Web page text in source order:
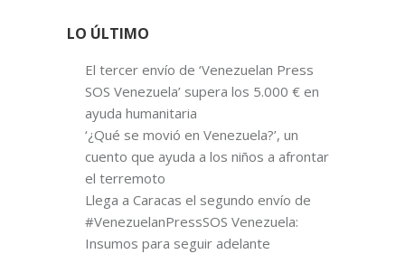
LO ÚLTIMO
El tercer envío de ‘Venezuelan Press
SOS Venezuela’ supera los 5.000 € en
ayuda humanitaria
‘¿Qué se movió en Venezuela?’, un
cuento que ayuda a los niños a afrontar
el terremoto
Llega a Caracas el segundo envío de
#VenezuelanPressSOS Venezuela:
Insumos para seguir adelante